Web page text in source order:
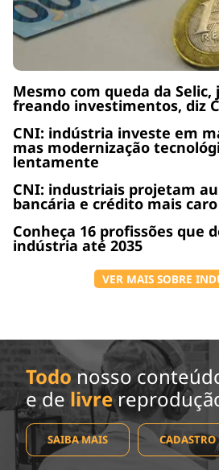
Mesmo com queda da
freando investimentos, diz
CNI: indústria investe em
mas modernização
lentamente
CNI: industriais projetam
bancária e crédito mais caro
Conheça 16 profissões que
indústria até 2035
VER MAIS SOBRE
Todo nosso
e de livre
SAIBA MAIS